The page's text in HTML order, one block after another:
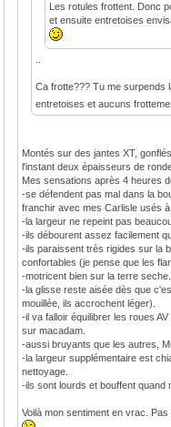
Les rotules frottent. Donc
et ensuite entretoises
Ca frotte??? Tu me surpends
entretoises et aucuns
Montés sur des jantes XT,
l'instant deux épaisseurs de
Mes sensations après 4 heures
-se défendent pas mal dans la
franchir avec mes Carlisle usés à
-la largeur ne repeint pas
-ils débourent assez facilement
-ils paraissent très rigides sur la
confortables (je pense que les
-motricent bien sur la terre seche.
-la glisse reste aisée dès que
mouillée, ils accrochent léger).
-il va falloir équilibrer les roues
sur macadam.
-aussi bruyants que les autres,
-la largeur supplémentaire est
nettoyage.
-ils sont lourds et bouffent quand
Voilà mon sentiment en vrac.